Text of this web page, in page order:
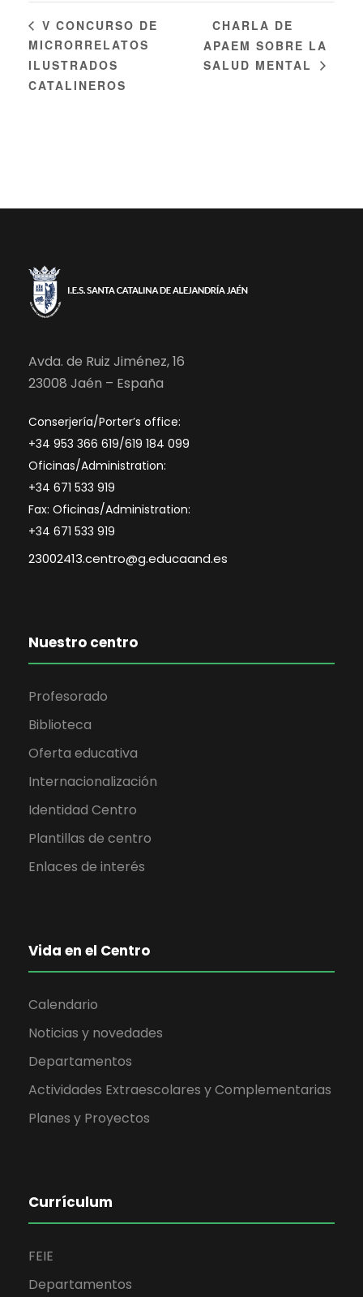
V CONCURSO DE
MICRORRELATOS
ILUSTRADOS
CATALINEROS
CHARLA DE
APAEM SOBRE LA
SALUD MENTAL
Avda. de Ruiz Jiménez, 16
23008 Jaén – España
Conserjería/Porter’s office:
+34 953 366 619/619 184 099
Oficinas/Administration:
+34 671 533 919
Fax: Oficinas/Administration:
+34 671 533 919
23002413.centro@g.educaand.es
Nuestro centro
Profesorado
Biblioteca
Oferta educativa
Internacionalización
Identidad Centro
Plantillas de centro
Enlaces de interés
Vida en el Centro
Calendario
Noticias y novedades
Departamentos
Actividades Extraescolares y Complementarias
Planes y Proyectos
Currículum
FEIE
Departamentos